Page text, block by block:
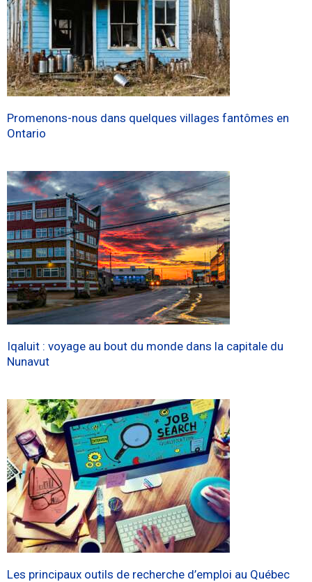
Promenons-nous dans quelques villages fantômes en
Ontario
Iqaluit : voyage au bout du monde dans la capitale du
Nunavut
Les principaux outils de recherche d’emploi au Québec